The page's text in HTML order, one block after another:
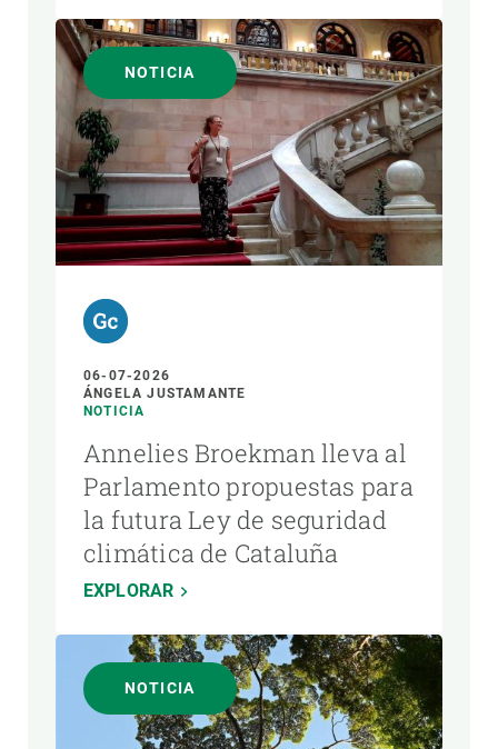
NOTICIA
06-07-2026
ÁNGELA JUSTAMANTE
NOTICIA
Annelies Broekman lleva al
Parlamento propuestas para
la futura Ley de seguridad
climática de Cataluña
EXPLORAR
NOTICIA